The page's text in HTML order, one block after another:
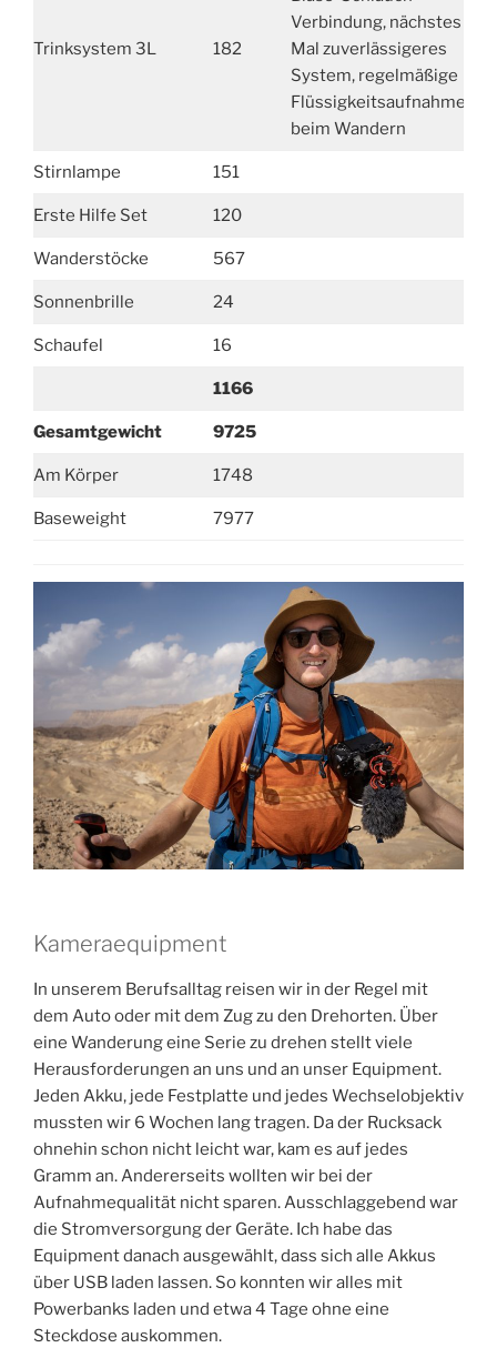
Trinksystem 3L 182
Verbindung, nächstes
Mal zuverlässigeres
System, regelmäßige
Flüssigkeitsaufnahme
beim Wandern
Stirnlampe 151
Erste Hilfe Set 120
Wanderstöcke 567
Sonnenbrille 24
Schaufel 16
1166
Gesamtgewicht 9725
Am Körper 1748
Baseweight 7977
Kameraequipment
In unserem Berufsalltag reisen wir in der Regel mit
dem Auto oder mit dem Zug zu den Drehorten. Über
eine Wanderung eine Serie zu drehen stellt viele
Herausforderungen an uns und an unser Equipment.
Jeden Akku, jede Festplatte und jedes Wechselobjektiv
mussten wir 6 Wochen lang tragen. Da der Rucksack
ohnehin schon nicht leicht war, kam es auf jedes
Gramm an. Andererseits wollten wir bei der
Aufnahmequalität nicht sparen. Ausschlaggebend war
die Stromversorgung der Geräte. Ich habe das
Equipment danach ausgewählt, dass sich alle Akkus
über USB laden lassen. So konnten wir alles mit
Powerbanks laden und etwa 4 Tage ohne eine
Steckdose auskommen.